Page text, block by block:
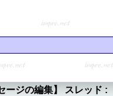
ージの編集】 スレッド